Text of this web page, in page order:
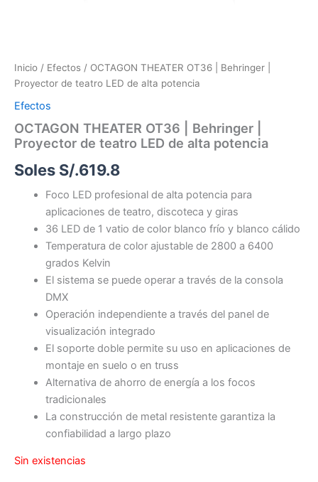
Inicio / Efectos / OCTAGON THEATER OT36 | Behringer |
Proyector de teatro LED de alta potencia
Efectos
OCTAGON THEATER OT36 | Behringer |
Proyector de teatro LED de alta potencia
Soles S/.619.8
Foco LED profesional de alta potencia para
aplicaciones de teatro, discoteca y giras
36 LED de 1 vatio de color blanco frío y blanco cálido
Temperatura de color ajustable de 2800 a 6400
grados Kelvin
El sistema se puede operar a través de la consola
DMX
Operación independiente a través del panel de
visualización integrado
El soporte doble permite su uso en aplicaciones de
montaje en suelo o en truss
Alternativa de ahorro de energía a los focos
tradicionales
La construcción de metal resistente garantiza la
confiabilidad a largo plazo
Sin existencias